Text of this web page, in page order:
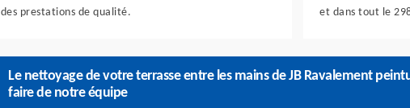
des prestations de qualité.
et dans tout le
Le nettoyage de votre terrasse entre les mains de JB Ravalement
faire de notre équipe